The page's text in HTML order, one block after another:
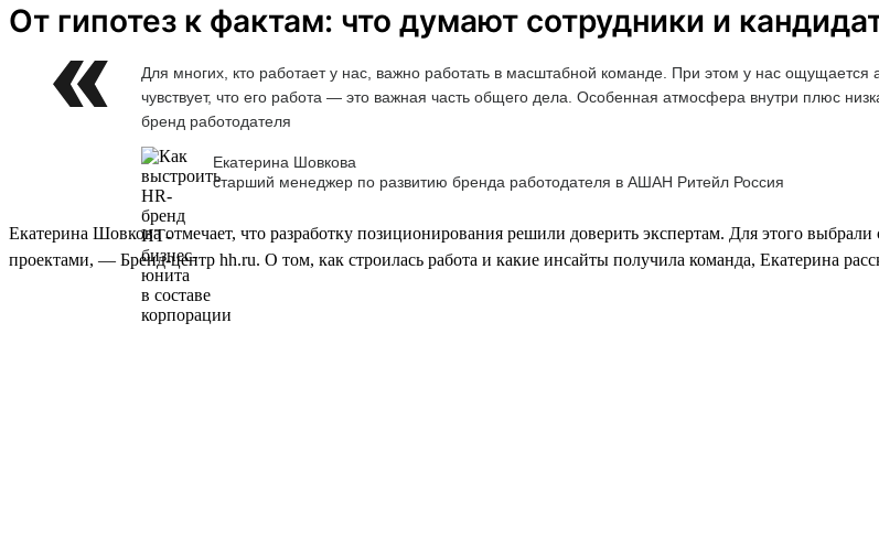
От гипотез к фактам: что думают сотрудники и
Для многих, кто работает у нас, важно работать в масштабной команде. При этом у нас
чувствует, что его работа — это важная часть общего дела. Особенная атмосфера внутри плюс
бренд работодателя
Екатерина Шовкова
старший менеджер по развитию бренда работодателя в АШАН Ритейл Россия
Екатерина Шовкова отмечает, что разработку позиционирования решили доверить экспертам. Для этого
проектами, — Бренд-центр hh.ru. О том, как строилась работа и какие инсайты получила команда, Екатерина